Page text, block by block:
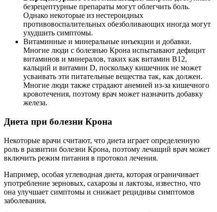
безрецептурные препараты могут облегчить боль.
Однако некоторые из нестероидных
противовоспалительных обезболивающих иногда могут
ухудшить симптомы.
Витаминные и минеральные инъекции и добавки.
Многие люди с болезнью Крона испытывают дефицит
витаминов и минералов, таких как витамин B12,
кальций и витамин D, поскольку кишечник не может
усваивать эти питательные вещества так, как должен.
Многие люди также страдают анемией из-за кишечного
кровотечения, поэтому врач может назначить добавку
железа.
Диета при болезни Крона
Некоторые врачи считают, что диета играет определенную
роль в развитии болезни Крона, поэтому лечащий врач может
включить режим питания в протокол лечения.
Например, особая углеводная диета, которая ограничивает
употребление зерновых, сахарозы и лактозы, известно, что
она улучшает симптомы и снижает рецидивы симптомов
заболевания.